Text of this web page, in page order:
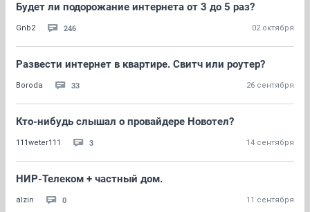
Будет ли подорожание интернета от 3 до 5 раз?
Gnb2 246 02 октября
Развести интернет в квартире. Свитч или роутер?
Boroda 33 26 сентября
Кто-нибудь слышал о провайдере Новотел?
111weter111 3 14 сентября
НИР-Телеком + частный дом.
alzin 0 11 сентября